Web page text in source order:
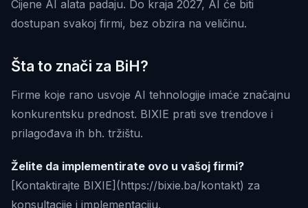
Cijene AI alata padaju. Do kraja 2027, AI će biti
dostupan svakoj firmi, bez obzira na veličinu.
Šta to znači za BiH?
Firme koje rano usvoje AI tehnologije imaće značajnu
konkurentsku prednost. BIXIE prati sve trendove i
prilagođava ih bh. tržištu.
Želite da implementirate ovo u vašoj firmi?
[Kontaktirajte BIXIE](https://bixie.ba/kontakt) za
konsultacije i implementaciju.